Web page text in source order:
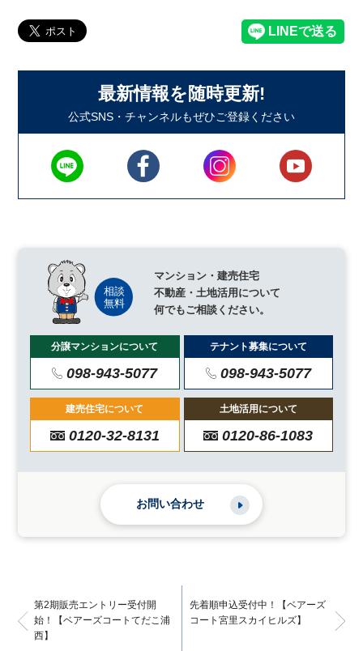
最新情報を随時更新!
公式SNS・チャンネルもぜひご登録ください
マンション・建売住宅
不動産・土地活用について
何でもご相談ください。
分譲マンションについて
098-943-5077
テナント募集について
098-943-5077
建売住宅について
0120-32-8131
土地活用について
0120-86-1083
お問い合わせ
第2期販売エントリー受付開
始！【ベアーズコートてだこ浦
西】
先着順申込受付中！【ベアーズ
コート宮里スカイヒルズ】